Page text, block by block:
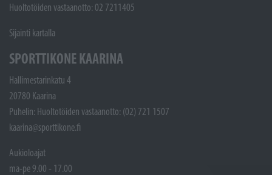
Huoltotöiden vastaanotto: 02 7211405
Sijainti kartalla
SPORTTIKONE KAARINA
Hallimestarinkatu 4
20780 Kaarina
Puhelin: Huoltotöiden vastaanotto: (02) 721 1507
kaarina@sporttikone.fi
Aukioloajat
ma-pe 9.00 - 17.00